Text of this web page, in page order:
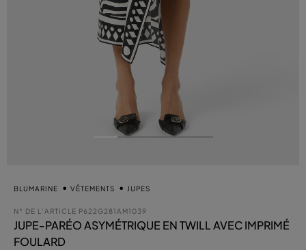
BLUMARINE VÊTEMENTS JUPES
N° DE L’ARTICLE P622G281AM1039
JUPE-PARÉO ASYMÉTRIQUE EN TWILL AVEC IMPRIMÉ
FOULARD